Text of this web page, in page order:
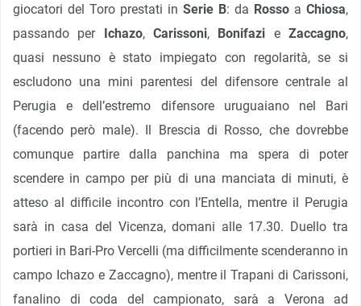
giocatori del Toro prestati in Serie B: da Rosso a Chiosa,
passando per Ichazo,Carissoni, Bonifazi eZaccagno,
quasi nessuno è stato impiegato con regolarità, se si
escludono una mini parentesi del difensore centrale al
Perugia e dell’estremo difensore uruguaiano nel Bari
(facendo però male). Il Brescia di Rosso, che dovrebbe
comunque partire dalla panchina ma spera di poter
scendere in campo per più di una manciata di minuti, è
atteso al difficile incontro con l’Entella, mentre il Perugia
sarà in casa del Vicenza, domani alle 17.30. Duello tra
portieri in Bari-Pro Vercelli (ma difficilmente scenderanno in
campo Ichazo e Zaccagno), mentre il Trapani di Carissoni,
fanalino di coda del campionato, sarà a Verona ad